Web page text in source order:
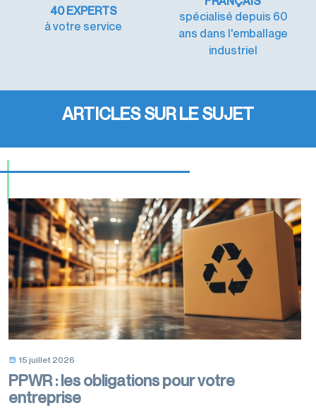
40 EXPERTS
à votre service
spécialisé depuis 60
ans dans l'emballage
industriel
ARTICLES SUR LE SUJET
15 juillet 2026
PPWR : les obligations pour votre
entreprise